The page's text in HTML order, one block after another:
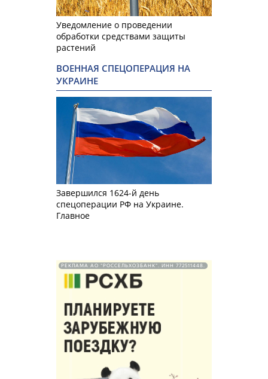
Уведомление о проведении
обработки средствами защиты
растений
ВОЕННАЯ СПЕЦОПЕРАЦИЯ НА
УКРАИНЕ
Завершился 1624-й день
спецоперации РФ на Украине.
Главное
РЕКЛАМА АО "РОССЕЛЬХОЗБАНК". ИНН 772511448.